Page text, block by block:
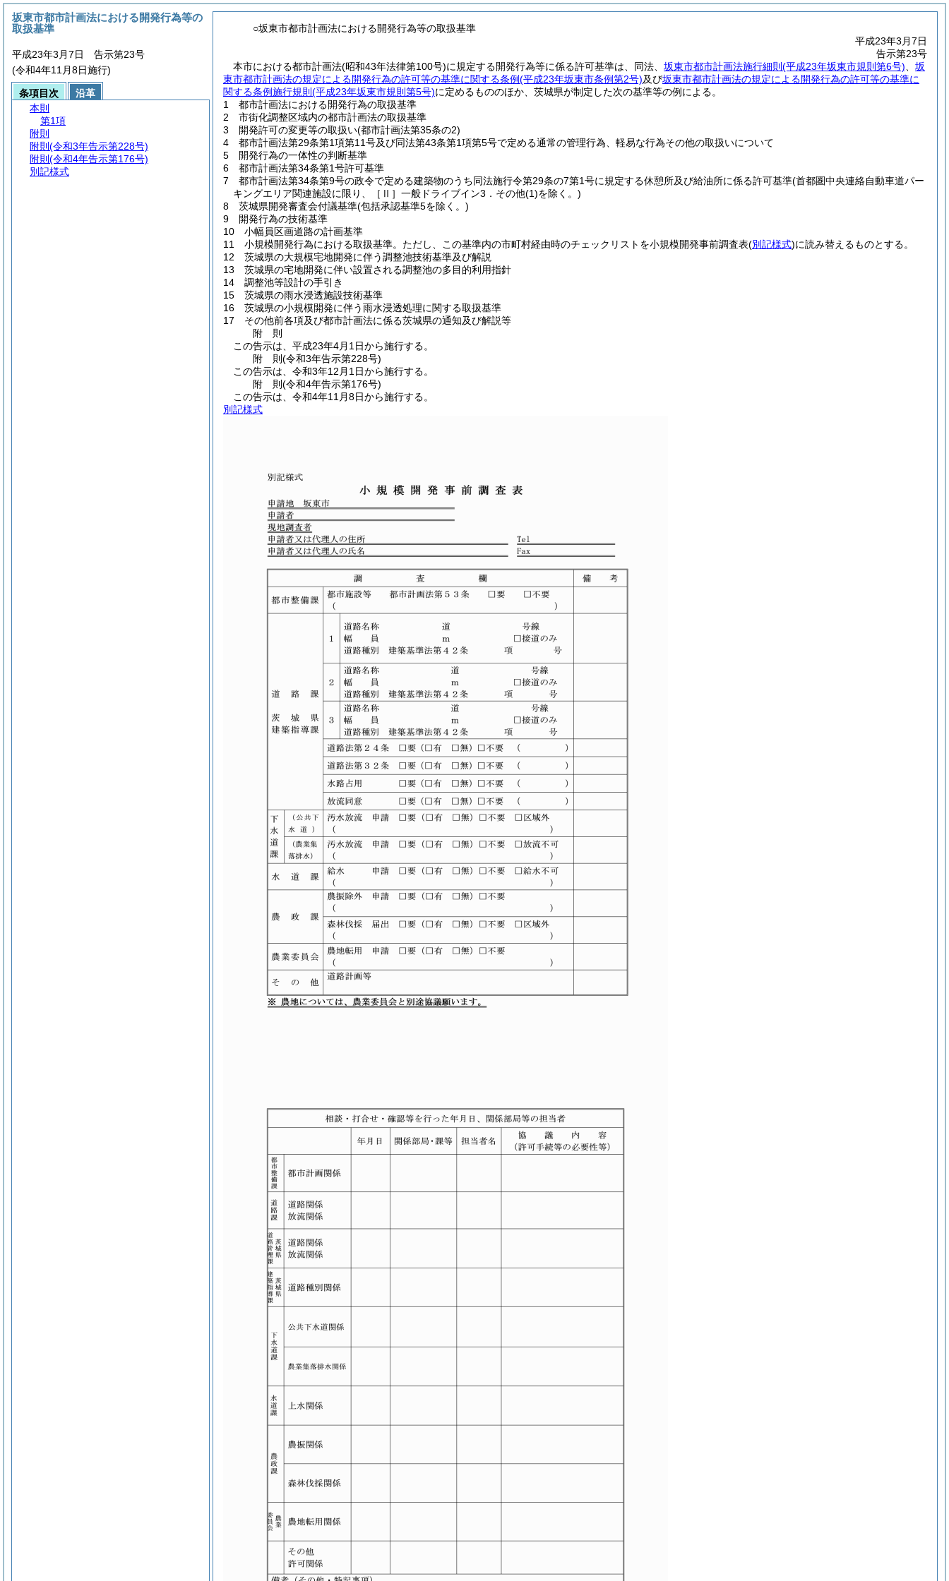
○坂東市都市計画法における開発行為等の取扱基準
平成23年3月7日
告示第23号
本市における都市計画法(昭和43年法律第100号)に規定する開発行為等に係る許可基準は、同法、 坂東市都市計画法施行細則 (平成23年坂東市規則第6号)
坂
東市都市計画法の規定による開発行為の許可等の基準に関する条例(平成23年坂東市条例第2号)及び坂東市都市計画法の規定による開発行為の許可等の基準に
関する条例施行規則 (平成23年坂東市規則第5号)に定めるもののほか、茨城県が制定した次の基準等の例による。
1 都市計画法における開発行為の取扱基準
2 市街化調整区域内の都市計画法の取扱基準
3 開発許可の変更等の取扱い(都市計画法第35条の2)
4 都市計画法第29条第1項第11号及び同法第43条第1項第5号で定める通常の管理行為、軽易な行為その他の取扱いについて
5 開発行為の一体性の判断基準
6 都市計画法第34条第1号許可基準
7 都市計画法第34条第9号の政令で定める建築物のうち同法施行令第29条の7第1号に規定する休憩所及び給油所に係る許可基準(首都圏中央連絡自動車道パー
キングエリア関連施設に限り、［Ⅱ］一般ドライブイン3．その他(1)を除く。)
8 茨城県開発審査会付議基準(包括承認基準5を除く。)
9 開発行為の技術基準
10 小幅員区画道路の計画基準
11 小規模開発行為における取扱基準。ただし、この基準内の市町村経由時のチェックリストを小規模開発事前調査表(別記様式)に読み替えるものとする。
12 茨城県の大規模宅地開発に伴う調整池技術基準及び解説
13 茨城県の宅地開発に伴い設置される調整池の多目的利用指針
14 調整池等設計の手引き
15 茨城県の雨水浸透施設技術基準
16 茨城県の小規模開発に伴う雨水浸透処理に関する取扱基準
17 その他前各項及び都市計画法に係る茨城県の通知及び解説等
附 則
この告示は、平成23年4月1日から施行する。
附 則(令和3年告示第228号)
この告示は、令和3年12月1日から施行する。
附 則(令和4年告示第176号)
この告示は、令和4年11月8日から施行する。
別記様式
坂東市都市計画法における開発行為等の
取扱基準
平成23年3月7日 告示第23号
(令和4年11月8日施行)
条項目次
沿革
本則
第1項
附則
附則 (令和3年告示第228号)
附則 (令和4年告示第176号)
別記様式